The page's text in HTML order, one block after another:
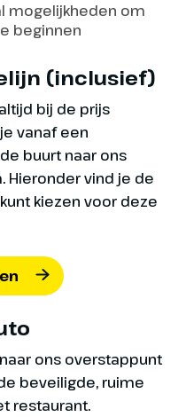
Auschwitz-
je ervoor kiezen om
of mee te
nabijgelegen
begeleiding van
horen en zien we
aangrijpende
die zich hier
Wereldoorlog
Na
Krakau is de
mogelijkheden om
beginnen
(inclusief)
bij de prijs
vanaf een
buurt naar ons
Hieronder vind je de
kiezen voor deze
ons overstappunt
beveiligde, ruime
restaurant.